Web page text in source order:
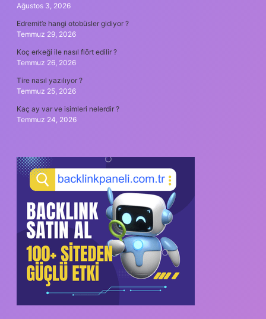
Ağustos 3, 2026
Edremit’e hangi otobüsler gidiyor ?
Temmuz 29, 2026
Koç erkeği ile nasıl flört edilir ?
Temmuz 26, 2026
Tire nasıl yazılıyor ?
Temmuz 25, 2026
Kaç ay var ve isimleri nelerdir ?
Temmuz 24, 2026